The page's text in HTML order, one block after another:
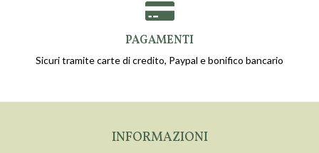
PAGAMENTI
Sicuri tramite carte di credito, Paypal e bonifico bancario
INFORMAZIONI